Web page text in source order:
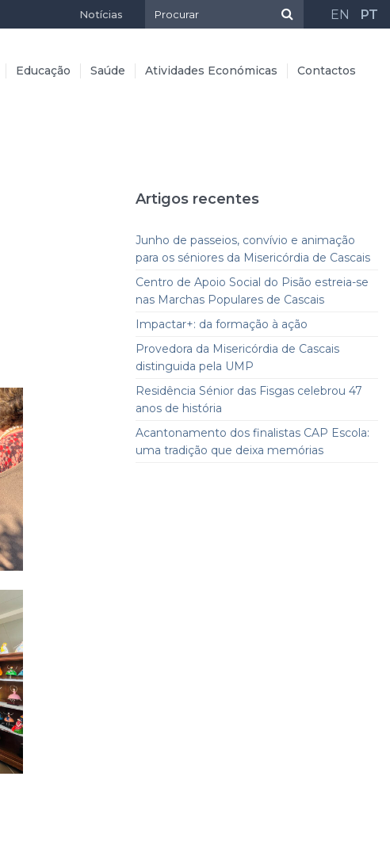
Notícias EN PT
Educação Saúde Atividades Económicas Contactos
Artigos recentes
Junho de passeios, convívio e animação
para os séniores da Misericórdia de Cascais
Centro de Apoio Social do Pisão estreia-se
nas Marchas Populares de Cascais
Impactar+: da formação à ação
Provedora da Misericórdia de Cascais
distinguida pela UMP
Residência Sénior das Fisgas celebrou 47
anos de história
Acantonamento dos finalistas CAP Escola:
uma tradição que deixa memórias